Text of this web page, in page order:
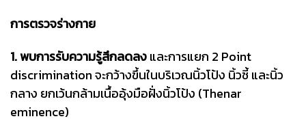
การตรวจร่างกาย
1. พบการรับความรู้สึกลดลงและการแยก 2 Point
discrimination จะกว้างขึ้นในบริเวณนิ้วโป้ง นิ้วชี้ และนิ้ว
กลาง ยกเว้นกล้ามเนื้ออุ้งมือฝั่งนิ้วโป้ง (Thenar
eminence)